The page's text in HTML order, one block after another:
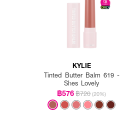
KYLIE
Tinted Butter Balm 619 -
Shes Lovely
฿576฿720 (20%)